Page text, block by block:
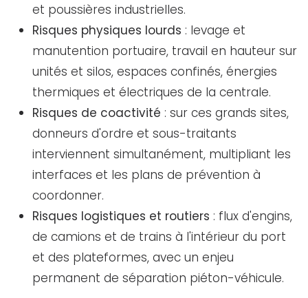
et poussières industrielles.
Risques physiques lourds : levage et
manutention portuaire, travail en hauteur sur
unités et silos, espaces confinés, énergies
thermiques et électriques de la centrale.
Risques de coactivité : sur ces grands sites,
donneurs d'ordre et sous-traitants
interviennent simultanément, multipliant les
interfaces et les plans de prévention à
coordonner.
Risques logistiques et routiers : flux d'engins,
de camions et de trains à l'intérieur du port
et des plateformes, avec un enjeu
permanent de séparation piéton-véhicule.